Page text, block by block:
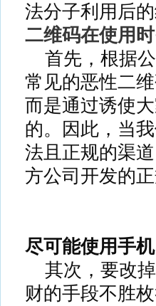
法分子利用后
二维码在使用
首先，根据公
常见的恶性二
而是通过诱使
的。因此，当
法且正规的渠
方公司开发的
尽可能使用手
其次，要改掉
财的手段不胜